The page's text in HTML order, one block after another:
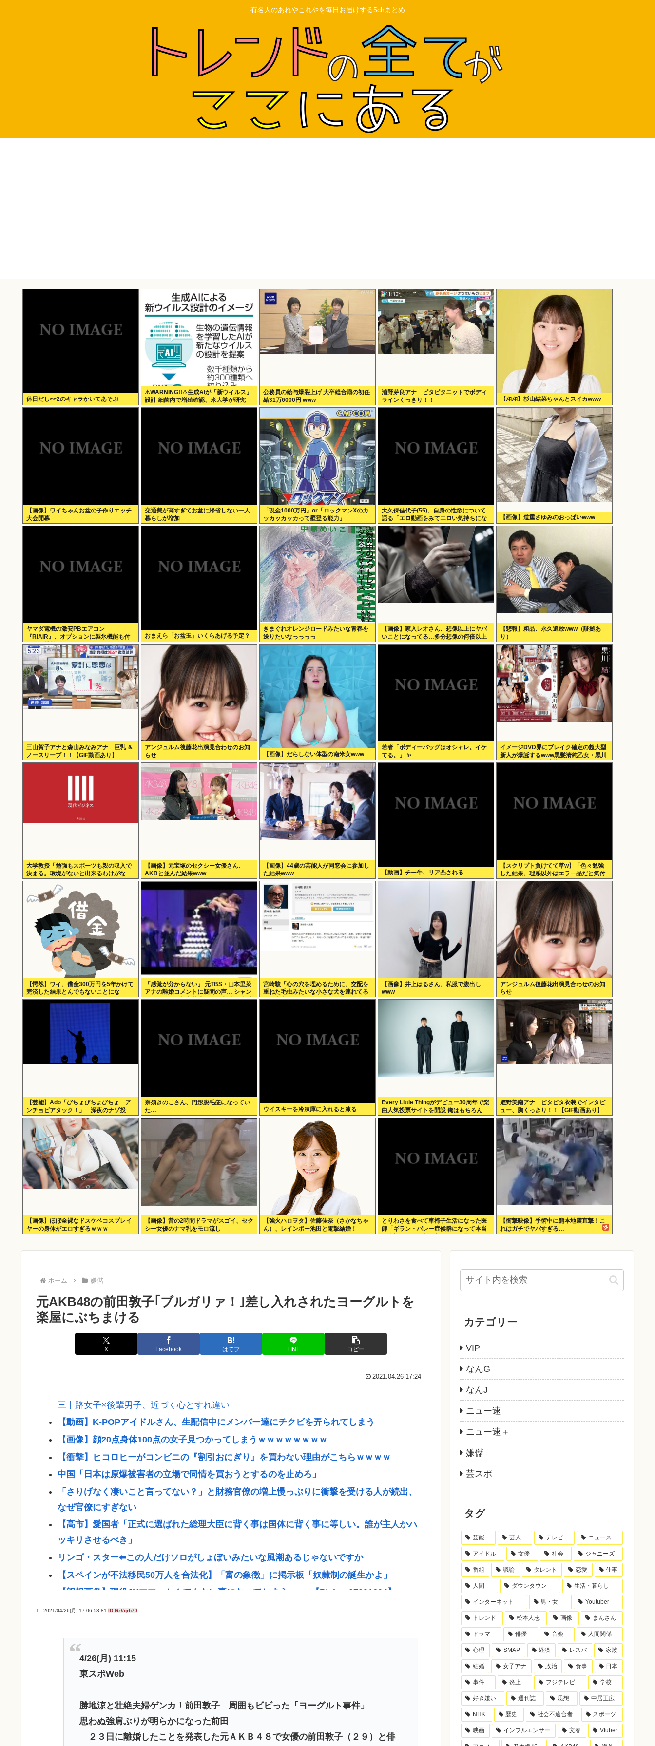
有名人のあれやこれやを毎日お届けする5chまとめ
休日だし>>2のキャラかいてあそぶ
⚠WARNING!!⚠生成AIが「新ウイルス」
設計 細菌内で増殖確認、米大学が研究
公務員の給与爆裂上げ 大卒総合職の初任
給31万6000円 www
浦野芽良アナ ピタピタニットでボディ
ラインくっきり！！
【ﾒﾛﾒﾛ】杉山結菜ちゃんとスイカwww
【画像】ワイちゃんお盆の子作りエッチ
大会開幕
交通費が高すぎてお盆に帰省しない一人
暮らしが増加
「現金1000万円」or「ロックマンXのカ
ッカッカッカって壁登る能力」
大久保佳代子(55)、自身の性欲について
語る「エロ動画をみてエロい気持ちにな
る」
【画像】道重さゆみのおっぱいwww
ヤマダ電機の激安PBエアコン
『RIAIR』、オプションに製氷機能も付
いてた模様www
おまえら「お盆玉」いくらあげる予定？
きまぐれオレンジロードみたいな青春を
送りたいなっっっっ
【画像】家入レオさん、想像以上にヤバ
いことになってる…多分想像の何倍以上
もヤバいwww
【悲報】粗品、永久追放www（証拠あ
り）
三山賀子アナと森山みなみアナ 巨乳 ＆
ノースリーブ！！【GIF動画あり】
アンジュルム後藤花出演見合わせのお知
らせ
【画像】だらしない体型の南米女www
若者「ボディーバッグはオシャレ。イケ
てる。」 ✨
イメージDVD界にブレイク確定の超大型
新人が爆誕するwww黒髪清純乙女・黒川
結、顔もカラダも演技もIVファンから絶
大学教授「勉強もスポーツも親の収入で
決まる。環境がないと出来るわけがな
い」
【画像】元宝塚のセクシー女優さん、
AKBと並んだ結果www
【画像】44歳の芸能人が同窓会に参加し
た結果www
【動画】チー牛、リア凸される
【スクリプト負けてて草w】「色々勉強
した結果、理系以外はエラー品だと気付
いた【ガチ】」について、もっと具体的
に話そうか
【愕然】ワイ、借金300万円を5年かけて
完済した結果とんでもないことにな
る・・・・・・
「感覚が分からない」 元TBS・山本里菜
アナの離婚コメントに疑問の声… シャン
パンタワーの超豪華式も結婚生活は4年半
宮崎駿「心の穴を埋めるために、交配を
重ねた毛虫みたいな小さな犬を連れてる
人、本当に醜い」←これどう思う？
【画像】井上はるさん、私服で腹出し
www
アンジュルム後藤花出演見合わせのお知
らせ
【芸能】Ado「びちょびちょびちょ ア
ンチョビアタック！」 深夜のナゾ投
稿...
奈須きのこさん、円形脱毛症になってい
た…
ウイスキーを冷凍庫に入れると凍る
Every Little Thingがデビュー30周年で楽
曲人気投票サイトを開設 俺はもちろん
Face the Changeに入れてきたぞ
姫野美南アナ ピタピタ衣装でインタビ
ュー、胸くっきり！！【GIF動画あり】
【画像】ほぼ全裸なドスケベコスプレイ
ヤーの身体がエロすぎるｗｗｗ
【画像】昔の2時間ドラマがスゴイ、セク
シー女優のナマ乳をモロ流し
【強火ハロヲタ】佐藤佳奈（さかなちゃ
ん）、レインボー池田と電撃結婚！
とりわさを食べて車椅子生活になった医
師「ギラン・バレー症候群になって本当
に絶望。死んだ方が良かったと思った」
【衝撃映像】手術中に熊本地震直撃！こ
れはガチでヤバすぎる…
ホーム 嫌儲
元AKB48の前田敦子｢ブルガリァ！｣差し入れされたヨーグルトを
楽屋にぶちまける
X Facebook はてブ LINE コピー
2021.04.26 17:24
三十路女子×後輩男子、近づく心とすれ違い
【動画】K-POPアイドルさん、生配信中にメンバー達にチクビを弄られてしまう
【画像】顔20点身体100点の女子見つかってしまうｗｗｗｗｗｗｗｗ
【衝撃】ヒコロヒーがコンビニの『割引おにぎり』を買わない理由がこちらｗｗｗｗ
中国「日本は原爆被害者の立場で同情を買おうとするのを止めろ」
「さりげなく凄いこと言ってない？」と財務官僚の増上慢っぷりに衝撃を受ける人が続出、
なぜ官僚にすぎない
【高市】愛国者「正式に選ばれた総理大臣に背く事は国体に背く事に等しい。誰が主人かハ
ッキリさせるべき」
リンゴ・スター⬅︎この人だけソロがしょぼいみたいな風潮あるじゃないですか
【スペインが不法移民50万人を合法化】「富の象徴」に掲示板「奴隷制の誕生かよ」
【朗報画像】現役JKママ、とんでもない事になってしまうwww 【Pickup07091604】
コメ卸大手さん、営業利益83%減 高値で買い込んだ米が売れず「損切り祭り」開幕へ
を閉じて無視」して居座られました。無理やり奪われた席は、結局“やったもん勝ち”になっ
てしまうのでしょうか？ 8/7
【悲報】なぜ、「日常系アニメ」は廃れたのか？
東浩紀さん、右からも左からも叩かれる「ポジショントークをしないからこそ信頼できる」
と擁護されるwww
イチローの晩年(2011-2019)の成績、流石に擁護できないwww
1 : 2021/04/26(月) 17:06:53.81 ID:Gz//qrb70
4/26(月) 11:15
東スポWeb
勝地涼と壮絶夫婦ゲンカ！前田敦子 周囲もビビった「ヨーグルト事件」
思わぬ強肩ぶりが明らかになった前田
２３日に離婚したことを発表した元ＡＫＢ４８で女優の前田敦子（２９）と俳
カテゴリー
VIP
なんG
なんJ
ニュー速
ニュー速＋
嫌儲
芸スポ
タグ
芸能 芸人 テレビ ニュース
アイドル 女優 社会 ジャニーズ
番組 議論 タレント 恋愛 仕事
人間 ダウンタウン 生活・暮らし
インターネット 男・女 Youtuber
トレンド 松本人志 画像 まんさん
ドラマ 俳優 音楽 人間関係
心理 SMAP 経済 レスバ 家族
結婚 女子アナ 政治 食事 日本
事件 炎上 フジテレビ 学校
好き嫌い 週刊誌 思想 中居正広
NHK 歴史 社会不適合者 スポーツ
映画 インフルエンサー 文春 Vtuber